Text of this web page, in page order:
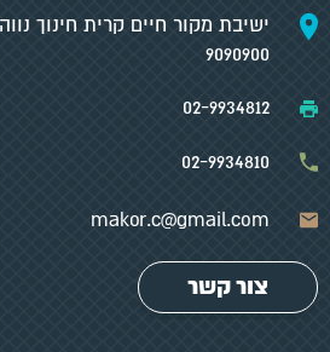
9090900
02-9934812
02-9934810
makor.c@gmail.com
צור קשר